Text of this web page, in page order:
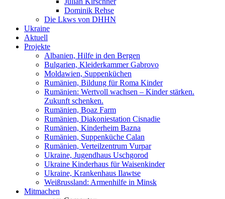
Dominik Rehse
Die Lkws von DHHN
Ukraine
Aktuell
Projekte
Albanien, Hilfe in den Bergen
Bulgarien, Kleiderkammer Gabrovo
Moldawien, Suppenküchen
Rumänien, Bildung für Roma Kinder
Rumänien: Wertvoll wachsen – Kinder stärken.
Zukunft schenken.
Rumänien, Boaz Farm
Rumänien, Diakoniestation Cisnadie
Rumänien, Kinderheim Bazna
Rumänien, Suppenküche Calan
Rumänien, Verteilzentrum Vurpar
Ukraine, Jugendhaus Uschgorod
Ukraine Kinderhaus für Waisenkinder
Ukraine, Krankenhaus Ilawtse
Weißrussland: Armenhilfe in Minsk
Mitmachen